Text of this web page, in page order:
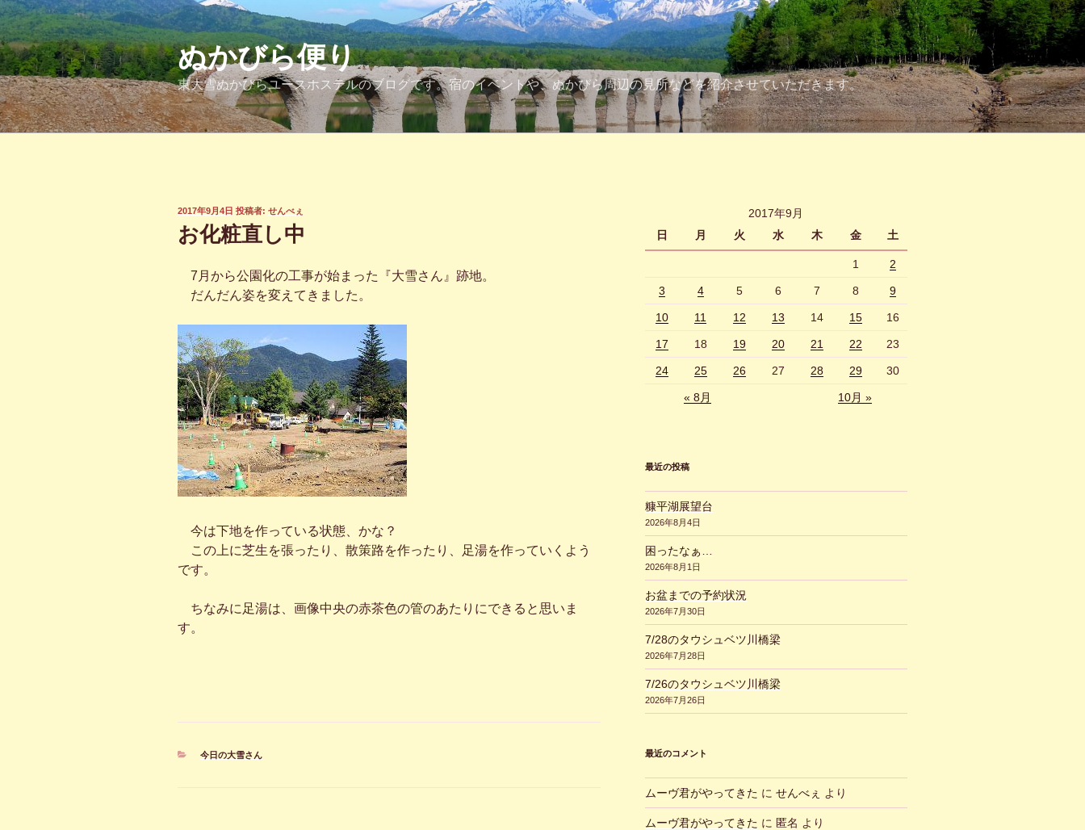
コ
ン
テ
ン
ツ
へ
ス
ぬかびら便り
東大雪ぬかびらユースホステルのブログです。宿のイベントや、ぬかびら周辺の見所などを紹介させていただきます。
投
日:
2017年9月4日 投稿者: せんべぇ
お化粧直し中
7月から公園化の工事が始まった『大雪さん』跡地。
だんだん姿を変えてきました。
今は下地を作っている状態、かな？
この上に芝生を張ったり、散策路を作ったり、足湯を作っていくよう
です。
ちなみに足湯は、画像中央の赤茶色の管のあたりにできると思いま
す。
カ
今日の大雪さん
2017年9月
日
月 火 水 木 金 土
1 2
3 4 5 6 7 8 9
10 11 12 13 14 15 16
17 18 19 20 21 22 23
24 25 26 27 28 29 30
« 8月 10月 »
最近の投稿
糠平湖展望台
2026年8月4日
困ったなぁ…
2026年8月1日
お盆までの予約状況
2026年7月30日
7/28のタウシュベツ川橋梁
2026年7月28日
7/26のタウシュベツ川橋梁
2026年7月26日
最近のコメント
ムーヴ君がやってきた に せんべぇ より
ムーヴ君がやってきた に 匿名 より